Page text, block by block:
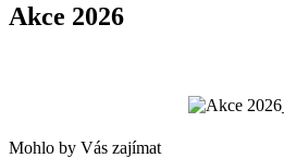
Akce 2026
Mohlo by Vás zajímat